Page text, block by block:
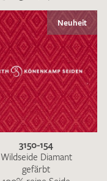
Neuheit
3150-154
Wildseide Diamant
gefärbt